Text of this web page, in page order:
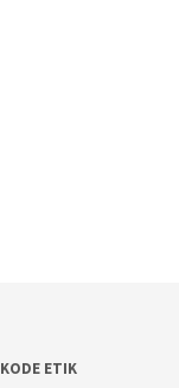
KODE ETIK